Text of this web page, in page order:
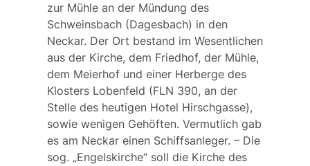
zur Mühle an der Mündung des
Schweinsbach (Dagesbach) in den
Neckar. Der Ort bestand im Wesentlichen
aus der Kirche, dem Friedhof, der Mühle,
dem Meierhof und einer Herberge des
Klosters Lobenfeld (FLN 390, an der
Stelle des heutigen Hotel Hirschgasse),
sowie wenigen Gehöften. Vermutlich gab
es am Neckar einen Schiffsanleger. – Die
sog. „Engelskirche“ soll die Kirche des